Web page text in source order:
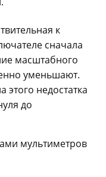
к
сначала
масштабного
уменьшают.
недостатка
до
мультиметров